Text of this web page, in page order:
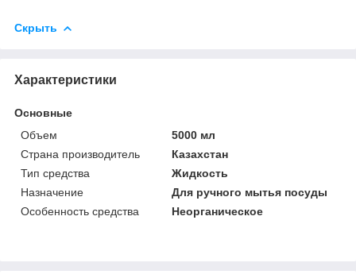
Скрыть
Характеристики
Основные
Объем
5000 мл
Страна производитель
Казахстан
Тип средства
Жидкость
Назначение
Для ручного мытья посуды
Особенность средства
Неорганическое